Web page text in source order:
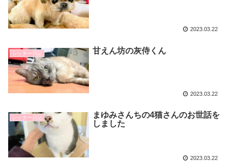
2023.03.22
シッター日記 甘えん坊の灰侍くん
2023.03.22
シッター日記
まゆみさんちの4猫さんのお世話を
しました
2023.03.22